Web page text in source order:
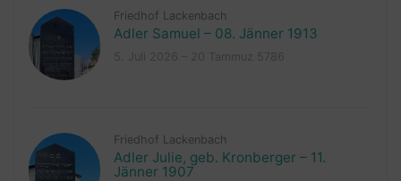
Friedhof Lackenbach
Adler Samuel – 08. Jänner 1913
Friedhof Lackenbach
Adler Julie, geb. Kronberger – 11.
Jänner 1907